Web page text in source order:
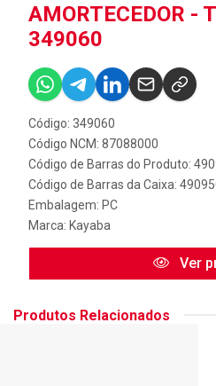
AMORTECEDOR -
349060
Código: 349060
Código NCM: 87088000
Código de Barras do Produto:
Código de Barras da Caixa:
Embalagem: PC
Marca: Kayaba
Ver
Produtos Relacionados